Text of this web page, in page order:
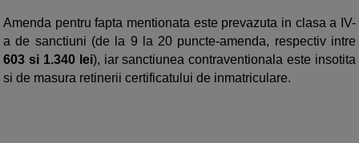
Amenda pentru fapta mentionata este prevazuta in clasa a IV-
a de sanctiuni (de la 9 la 20 puncte-amenda, respectiv intre
603 si 1.340 lei), iar sanctiunea contraventionala este insotita
si de masura retinerii certificatului de inmatriculare.